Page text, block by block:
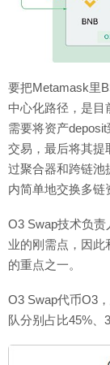
要把Metamask里
中心化路径，是目
需要将资产
交易，最后将其提
过聚合器和跨链池
内简单地交换多链
O3 Swap技术负
业的刚需点，因此
的重点之一。
O3 Swap代币O3
队分别占比45%、